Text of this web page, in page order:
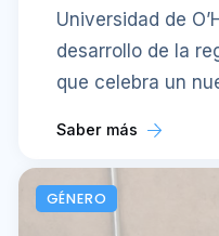
Universidad de
desarrollo de la
que celebra un
Saber más
GÉNERO